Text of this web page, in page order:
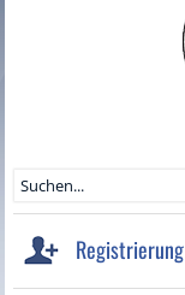
Registrierung